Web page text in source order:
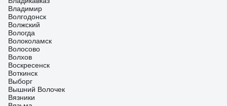
Владимир
Волгодонск
Волжский
Вологда
Волоколамск
Волосово
Волхов
Воскресенск
Воткинск
Выборг
Вышний Волочек
Вязники